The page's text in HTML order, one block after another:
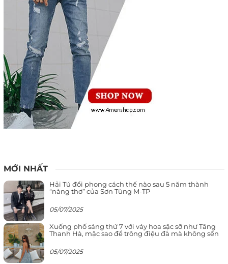
MỚI NHẤT
Hải Tú đổi phong cách thế nào sau 5 năm thành
“nàng thơ” của Sơn Tùng M-TP
05/07/2025
Xuống phố sáng thứ 7 với váy hoa sặc sỡ như Tăng
Thanh Hà, mặc sao để trông điệu đà mà không sến
05/07/2025